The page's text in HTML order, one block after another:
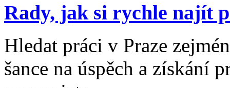
Rady, jak si rychle najít
Hledat práci v Praze
šance na úspěch a získání